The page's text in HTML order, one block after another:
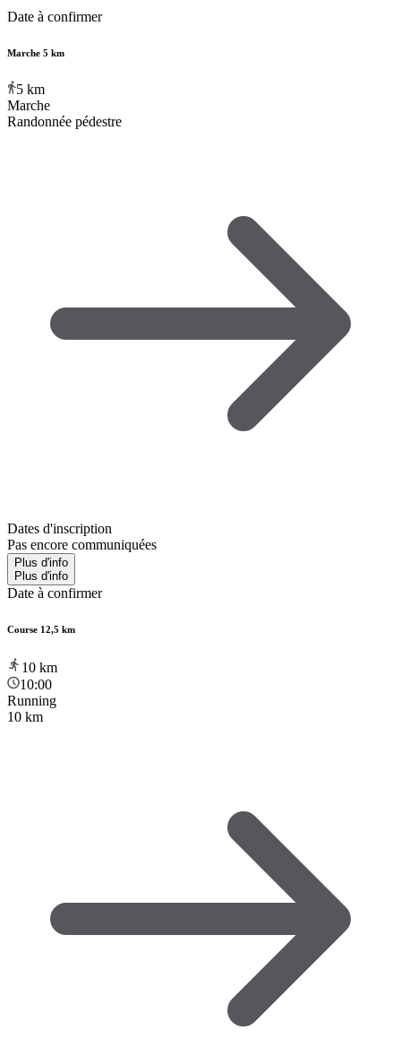
Date à confirmer
Marche 5 km
5 km
Marche
Randonnée pédestre
Dates d'inscription
Pas encore communiquées
Plus d'info
Plus d'info
Date à confirmer
Course 12,5 km
10 km
10:00
Running
10 km